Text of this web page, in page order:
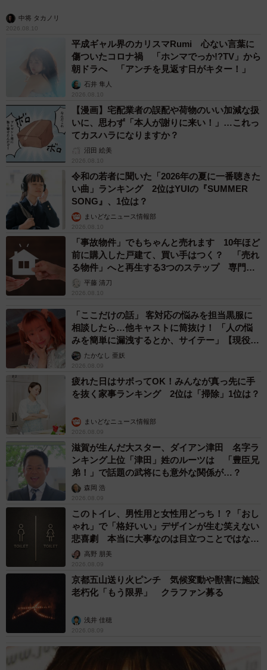
中将 タカノリ
2026.08.10
平成ギャル界のカリスマRumi 心ない言葉に
傷ついたコロナ禍 「ホンマでっか!?TV」から
朝ドラへ 「アンチを見返す日がキター！」
石井 隼人
2026.08.10
【漫画】宅配業者の誤配や荷物のいい加減な扱
いに、思わず「本人が謝りに来い！」…これっ
てカスハラになりますか？
沼田 絵美
2026.08.10
令和の若者に聞いた「2026年の夏に一番聴きた
い曲」ランキング 2位はYUIの『SUMMER
SONG』、1位は？
まいどなニュース情報部
2026.08.10
「事故物件」でもちゃんと売れます 10年ほど
前に購入した戸建て、買い手はつく？ 「売れ
る物件」へと再生する3つのステップ 専門家
が解説平藤 清刀
2026.08.10
「ここだけの話」 客対応の悩みを担当黒服に
相談したら…他キャストに筒抜け！ 「人の悩
みを簡単に漏洩するとか、サイテー」【現役キ
ャストに取材】
たかなし 亜妖
2026.08.09
疲れた日はサボってOK！みんなが真っ先に手
を抜く家事ランキング 2位は「掃除」1位は？
まいどなニュース情報部
2026.08.09
滋賀が生んだ大スター、ダイアン津田 名字ラ
ンキング上位「津田」姓のルーツは 「豊臣兄
弟！」で話題の武将にも意外な関係が…？
森岡 浩
2026.08.09
このトイレ、男性用と女性用どっち！？「おし
ゃれ」で「格好いい」デザインが生む笑えない
悲喜劇 本当に大事なのは目立つことではな
く…高野 朋美
2026.08.09
京都五山送り火ピンチ 気候変動や獣害に施設
老朽化「もう限界」 クラファン募る
浅井 佳穂
2026.08.09